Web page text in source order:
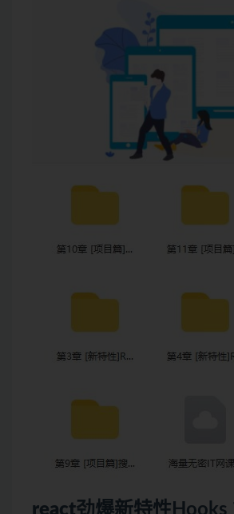
react劲爆新特性Hooks